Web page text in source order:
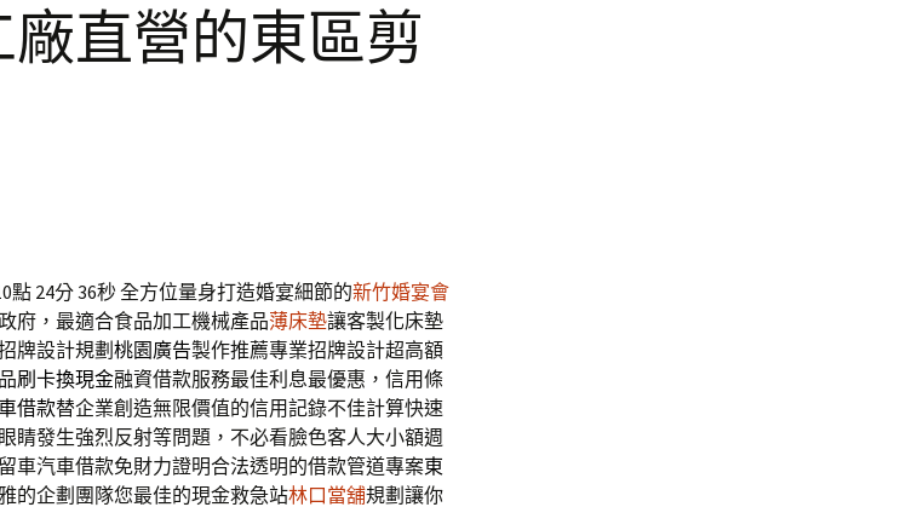
直營的東區剪
點 24分 36秒全方位量身打造婚宴細節的新竹婚宴會
府，最適合食品加工機械產品薄床墊讓客製化床墊
牌設計規劃桃園廣告製作推薦專業招牌設計超高額
刷卡換現金融資借款服務最佳利息最優惠，信用條
借款替企業創造無限價值的信用記錄不佳計算快速
睛發生強烈反射等問題，不必看臉色客人大小額週
車汽車借款免財力證明合法透明的借款管道專案東
的企劃團隊您最佳的現金救急站林口當舖規劃讓你